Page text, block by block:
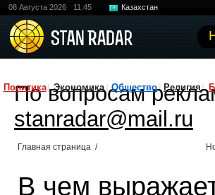
08 Августа 2026 11:45 Казахстан
Политика Экономика Общество Религия
По вопросам
stanradar@mail.ru
Главная страница /
В чем